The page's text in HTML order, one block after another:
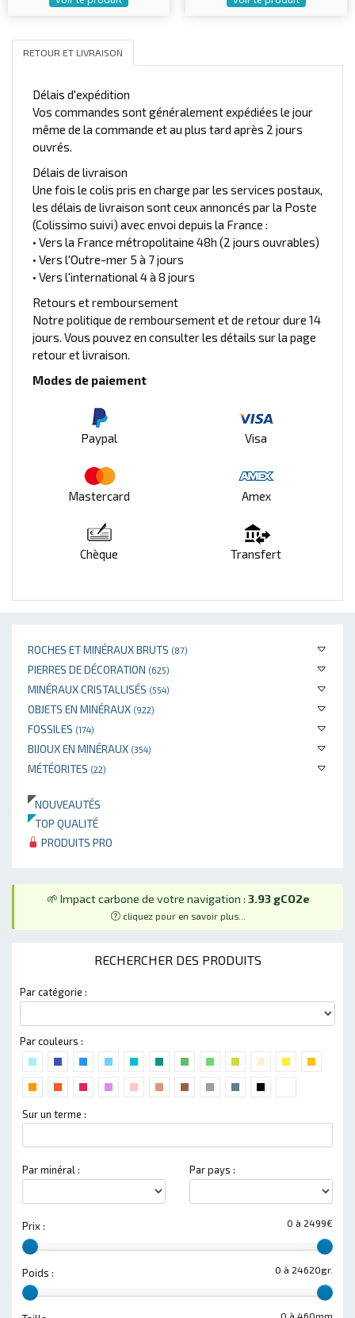
ROCHES ET MINÉRAUX BRUTS (87)
PIERRES DE DÉCORATION (625)
MINÉRAUX CRISTALLISÉS (554)
OBJETS EN MINÉRAUX (922)
FOSSILES (174)
BIJOUX EN MINÉRAUX (354)
MÉTÉORITES (22)
NOUVEAUTÉS
TOP QUALITÉ
PRODUITS PRO
🌱 Impact carbone de votre navigation : 3.93 gCO2e
cliquez pour en savoir plus...
RECHERCHER DES PRODUITS
Par catégorie :
Par couleurs :
Sur un terme :
Par minéral : Par pays :
0 à 2499€
Prix :
0 à 24620gr.
Poids :
RETOUR ET LIVRAISON
Délais d'expédition
Vos commandes sont généralement expédiées le jour
même de la commande et au plus tard après 2 jours
ouvrés.
Délais de livraison
Une fois le colis pris en charge par les services postaux,
les délais de livraison sont ceux annoncés par la Poste
(Colissimo suivi) avec envoi depuis la France :
• Vers la France métropolitaine 48h (2 jours ouvrables)
• Vers l'Outre-mer 5 à 7 jours
• Vers l'international 4 à 8 jours
Retours et remboursement
Notre politique de remboursement et de retour dure 14
jours. Vous pouvez en consulter les détails sur la page
retour et livraison.
Modes de paiement
Paypal Visa
Mastercard Amex
Chèque Transfert